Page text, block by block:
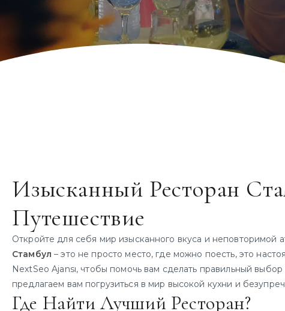
Изысканный Ресторан
Путешествие
Откройте для себя мир изысканного вкуса и неповторимой
Стамбул – это не просто место, где можно поесть, это
NextSeo Ajansı, чтобы помочь вам сделать правильный
предлагаем вам погрузиться в мир высокой кухни и
Где Найти Лучший Ресторан?